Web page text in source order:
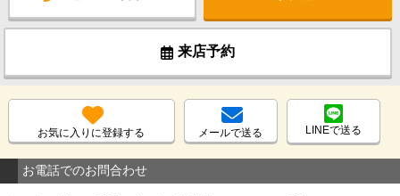
来店予約
お気に入りに登録する メールで送る LINEで送る
お電話でのお問合わせ